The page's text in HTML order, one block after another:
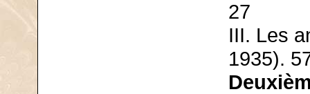
27
III. Les
1935).